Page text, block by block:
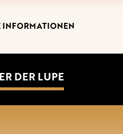
INFORMATIONEN
DER LUPE